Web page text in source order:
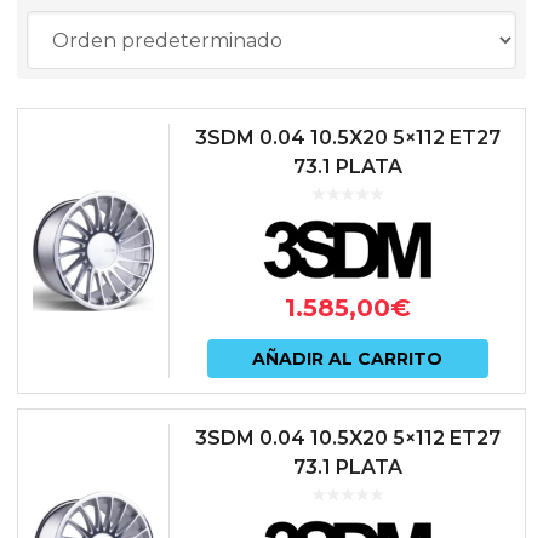
3SDM 0.04 10.5X20 5×112 ET27
73.1 PLATA
1.585,00€
AÑADIR AL CARRITO
3SDM 0.04 10.5X20 5×112 ET27
73.1 PLATA